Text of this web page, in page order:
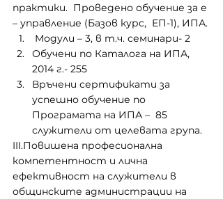
практики.  Проведено обучение за е
– управление (Базов курс,  ЕП-1), ИПА.
Модули – 3, в т.ч. семинари- 2
Обучени по Каталога на ИПА,
2014 г.- 255
Връчени сертификати за
успешно обучение по
Програмата на ИПА –  85
служители от целевата група.
III.Повишена професионална
компетентност и лична
ефективност на служители в
общинските администрации на